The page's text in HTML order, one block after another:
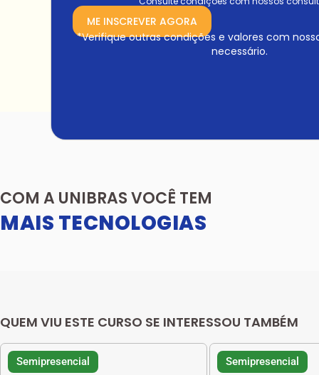
ME INSCREVER AGORA
*Verifique outras condições e valores com
necessário.
COM A UNIBRAS VOCÊ TEM
MAIS TECNOLOGIAS
QUEM VIU ESTE CURSO SE INTERESSOU TAMBÉM
Semipresencial Semipresencial